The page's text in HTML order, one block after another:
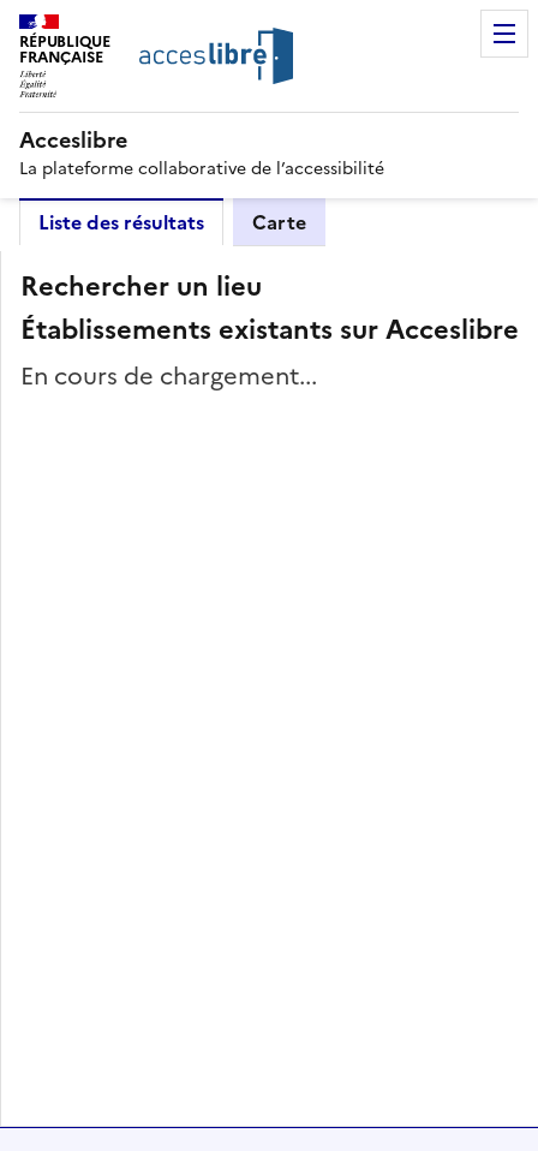
RÉPUBLIQUE
FRANÇAISE
Acceslibre
La plateforme collaborative de l’accessibilité
Liste des résultats Carte
Rechercher un lieu
Établissements existants sur Acceslibre
En cours de chargement...